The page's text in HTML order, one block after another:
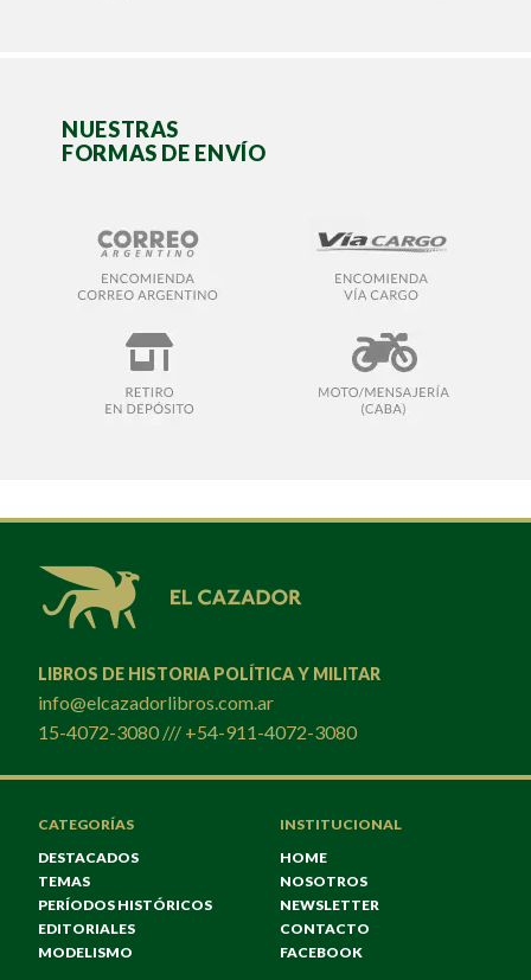
NUESTRAS
FORMAS DE ENVÍO
LIBROS DE HISTORIA POLÍTICA Y MILITAR
info@elcazadorlibros.com.ar
15-4072-3080 /// +54-911-4072-3080
CATEGORÍAS
DESTACADOS
TEMAS
PERÍODOS HISTÓRICOS
EDITORIALES
MODELISMO
INSTITUCIONAL
HOME
NOSOTROS
NEWSLETTER
CONTACTO
FACEBOOK